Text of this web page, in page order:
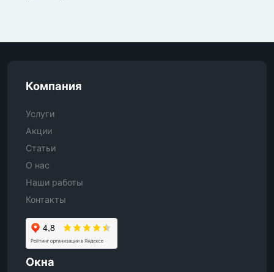
Компания
Услуги
Акции
Статьи
О нас
Наши работы
Контакты
Окна